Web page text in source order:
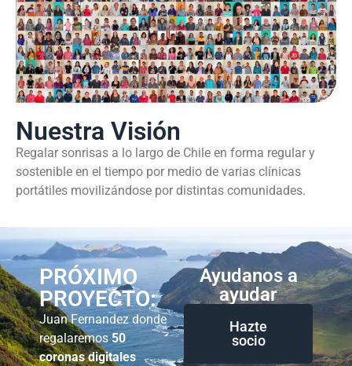
Nuestra Visión
Regalar sonrisas a lo largo de Chile en forma regular y
sostenible en el tiempo por medio de varias clínicas
portátiles movilizándose por distintas comunidades.
PRÓXIMO
PROYECTO:
Juan Fernandez donde
regalaremos 50
coronas digitales
Ayudanos a
ayudar
Hazte
socio